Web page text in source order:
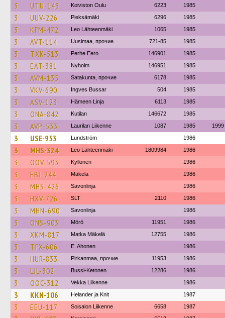
3 UTU-143 Koiviston Oulu 6223 1985
3 UUV-226 Pieksämäki 6296 1985
3 KFM-472 Leo Lähteenmäki 1065 1985
3 AVT-114 Uusimaa, прочие 721-85 1985
3 TXK-513 Perhe Eero 146901 1985
3 EAT-381 Nyholm 146951 1985
3 AVM-135 Satakunta, прочие 6178 1985
3 VKV-690 Ingves Bussar 504 1985
3 ASV-123 Hämeen Linja 6113 1985
3 ONA-842 Kutilan 146672 1985
3 AVP-533 Laurilan Liikenne 1087 1985 1999
3 USE-953 Lundström 1986
3 MHS-324 Leo Lähteenmäki 1809984 1986
3 OOV-593 Kyllonen 1986
3 EBJ-244 Mäkela 1986
3 MHS-426 Savonlinja 1986
3 HXV-726 SLT 2110 1986
3 MHN-690 Savonlinja 1986
3 ONS-903 Mörö 11951 1986
3 XKM-817 Matka Mäkelä 12755 1986
3 TFX-606 E. Ahonen 1986
3 HUR-833 Pirkanmaa, прочие 11953 1986
3 LJL-302 Bussi-Ketonen 12286 1986
3 OOC-312 Vekka Liikenne 1986
3 KKN-106 Helander ja Knit 1987
3 EEU-117 Soisalon Liikenne 6658 1987